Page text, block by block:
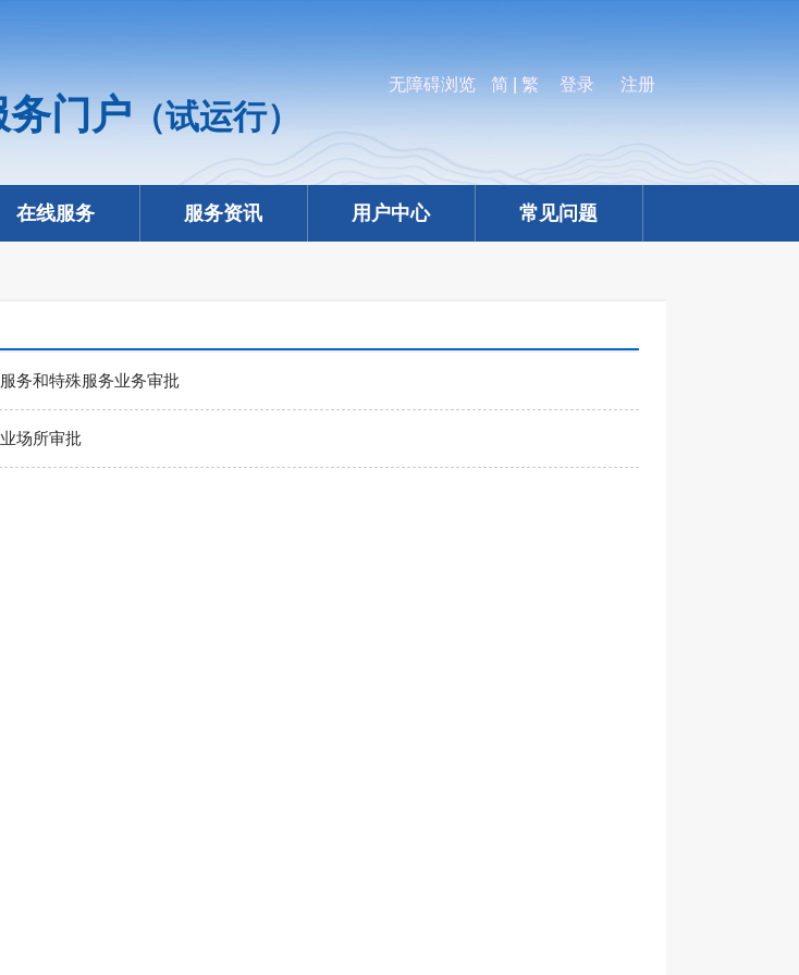
门户（试运行）
无障碍浏览 简 繁 登录 注册
在线服务 服务资讯 用户中心 常见问题
务和特殊服务业务审批
场所审批